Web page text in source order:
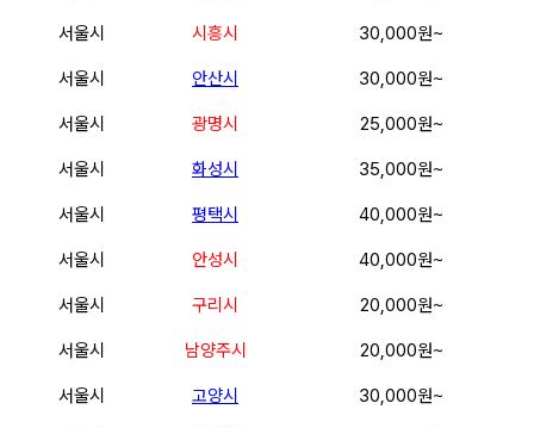
서울시 시흥시 30,000원~
서울시 안산시 30,000원~
서울시 광명시 25,000원~
서울시 화성시 35,000원~
서울시 평택시 40,000원~
서울시 안성시 40,000원~
서울시 구리시 20,000원~
서울시 남양주시 20,000원~
서울시 고양시 30,000원~